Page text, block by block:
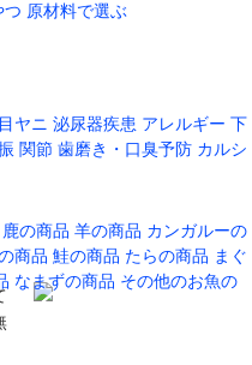
つ 原材料で選ぶ
ヤニ 泌尿器疾患 アレルギー 下
関節 歯磨き・口臭予防 カルシ
鹿の商品 羊の商品 カンガルーの
商品 鮭の商品 たらの商品 まぐ
なまずの商品 その他のお魚の